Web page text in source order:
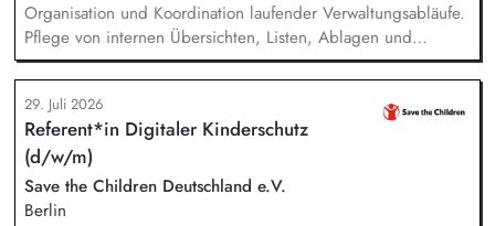
Organisation und Koordination laufender Verwaltungsabläufe.
Pflege von internen Übersichten, Listen, Ablagen und
Dokumentationen. Verwaltung von Terminen, Fristen,
Anfragen und interner Kommunikation. Unterstützung bei der
Organisation von Veranstaltungen (online und in Präsenz).
Administrative Unterstützung der Vereinsarbeit, insbesondere
bei der Verwaltung der Mitgliederdaten, Mitgliedsbeiträge,
Vereinsregister und bei der Organisation von
Vereinsgremien.
29. Juli 2026
Referent*in Digitaler Kinderschutz
(d/w/m)
Save the Children Deutschland e.V.
Berlin